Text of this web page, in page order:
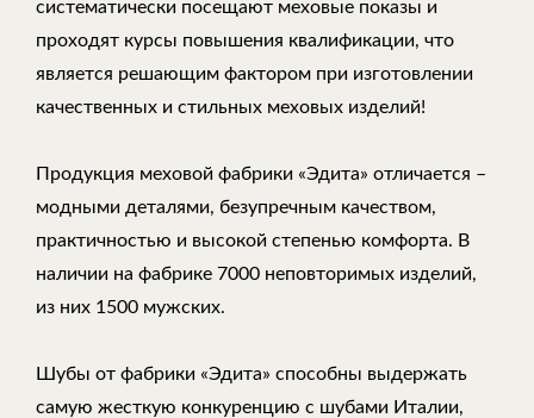
систематически посещают меховые показы и
проходят курсы повышения квалификации, что
является решающим фактором при изготовлении
качественных и стильных меховых изделий!
Продукция меховой фабрики «Эдита» отличается –
модными деталями, безупречным качеством,
практичностью и высокой степенью комфорта. В
наличии на фабрике 7000 неповторимых изделий,
из них 1500 мужских.
Шубы от фабрики «Эдита» способны выдержать
самую жесткую конкуренцию с шубами Италии,